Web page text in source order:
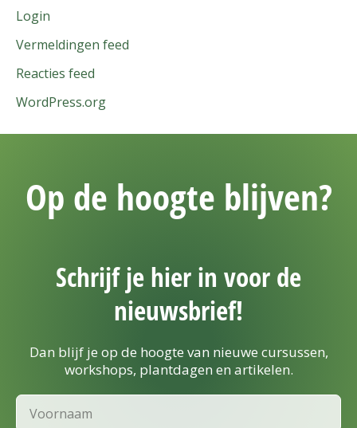
Login
Vermeldingen feed
Reacties feed
WordPress.org
Op de hoogte blijven?
Schrijf je hier in voor de
nieuwsbrief!
Dan blijf je op de hoogte van nieuwe cursussen,
workshops, plantdagen en artikelen.
Voornaam